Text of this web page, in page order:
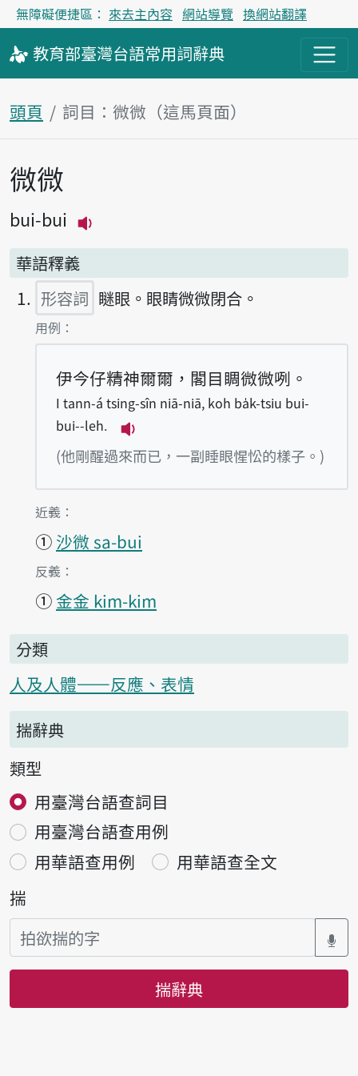
無障礙便捷區： 來去主內容 網站導覽 換網站翻譯
教育部臺灣台語常用詞辭典
頭頁 詞目：微微（這馬頁面）
主內容區
微微
bui-bui
華語釋義
形容詞 瞇眼。眼睛微微閉合。
第1項釋義的
用例：
伊今仔精神爾爾，閣目睭微微咧。
I tann-á tsing-sîn niā-niā, koh ba̍k-tsiu bui-
bui--leh.
播放例句I tann-á tsing-sîn
(他剛醒過來而已，一副睡眼惺忪的樣子。)
第1項釋義的
近義：
① 沙微 sa-bui
第1項釋義的
反義：
① 金金 kim-kim
分類
人及人體——反應、表情
揣辭典
類型
用臺灣台語查詞目
用臺灣台語查用例
用華語查用例
用華語查全文
揣
揣辭典